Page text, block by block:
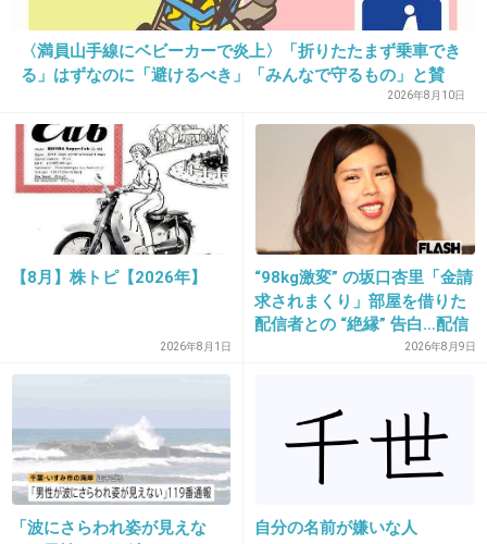
小さい子供を育ててるという理由もあるかも知
れない。
-23
14. 匿名2013/06/13(木) 12:16:34
このホテル自体も元はラブホだったんでしょ？
家族で行くようなホテルじゃないね
15. 匿名2013/06/13(木) 12:17:07
全く同情できない。
〈満員山手線にベビーカーで炎上〉「折りたたまず乗車でき
る」はずなのに「避けるべき」「みんなで守るもの」と賛
2026年8月10日
【8月】株トピ【2026年】
2026年8月1日
“98kg激変” の坂口杏里「金請
求されまくり」部屋を借りた
配信者との “絶縁” 告白…配信
者側は「逃げられた」荷物放
2026年8月9日
「波にさらわれ姿が見えな
自分の名前が嫌いな人